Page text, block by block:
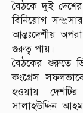
বৈঠকে দুই দেশের
বিনিয়োগ
আন্তঃদেশীয়
গুরুত্ব পায়।
বৈঠকের শুরুতে
কংগ্রেস
হওয়ায় দেশটির
সালাহউদ্দিন